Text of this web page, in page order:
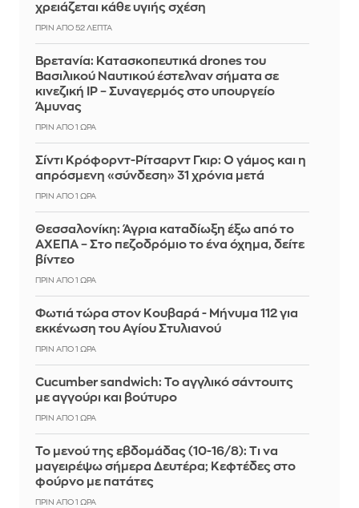
χρειάζεται κάθε υγιής σχέση
ΠΡΙΝ ΑΠΌ 52 ΛΕΠΤΆ
Βρετανία: Κατασκοπευτικά drones του
Βασιλικού Ναυτικού έστελναν σήματα σε
κινεζική IP – Συναγερμός στο υπουργείο
Άμυνας
ΠΡΙΝ ΑΠΌ 1 ΏΡΑ
Σίντι Κρόφορντ-Ρίτσαρντ Γκιρ: Ο γάμος και η
απρόσμενη «σύνδεση» 31 χρόνια μετά
ΠΡΙΝ ΑΠΌ 1 ΏΡΑ
Θεσσαλονίκη: Άγρια καταδίωξη έξω από το
ΑΧΕΠΑ – Στο πεζοδρόμιο το ένα όχημα, δείτε
βίντεο
ΠΡΙΝ ΑΠΌ 1 ΏΡΑ
Φωτιά τώρα στον Κουβαρά - Μήνυμα 112 για
εκκένωση του Αγίου Στυλιανού
ΠΡΙΝ ΑΠΌ 1 ΏΡΑ
Cucumber sandwich: Το αγγλικό σάντουιτς
με αγγούρι και βούτυρο
ΠΡΙΝ ΑΠΌ 1 ΏΡΑ
Το μενού της εβδομάδας (10-16/8): Τι να
μαγειρέψω σήμερα Δευτέρα; Κεφτέδες στο
φούρνο με πατάτες
ΠΡΙΝ ΑΠΌ 1 ΏΡΑ